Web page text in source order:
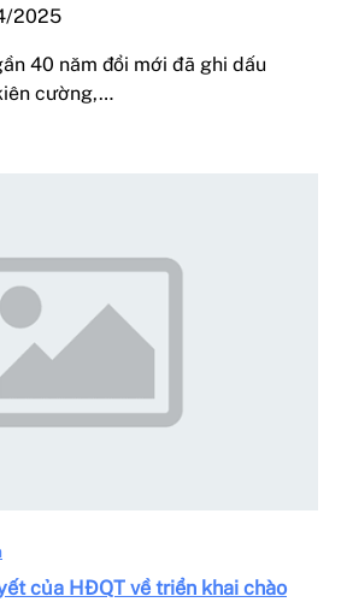
2025
40 năm đổi mới đã ghi dấu
cường,…
của HĐQT về triển khai chào